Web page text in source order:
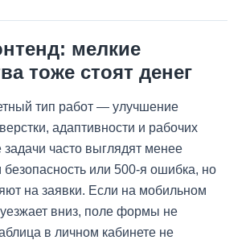
мелкие
тоже стоят денег
тип работ — улучшение
адаптивности и рабочих
задачи часто выглядят менее
или 500-я ошибка, но
на заявки. Если на мобильном
уезжает вниз, поле формы не
в личном кабинете не